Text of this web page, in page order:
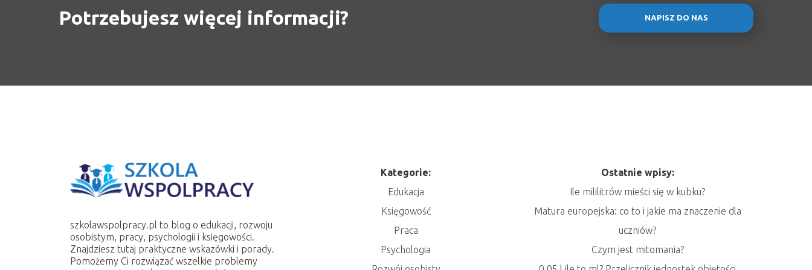
Potrzebujesz więcej informacji? NAPISZ DO NAS
szkolawspolpracy.pl to blog o edukacji, rozwoju
osobistym, pracy, psychologii i księgowości.
Znajdziesz tutaj praktyczne wskazówki i porady.
Pomożemy Ci rozwiązać wszelkie problemy
Kategorie:
Edukacja
Księgowość
Praca
Psychologia
Ostatnie wpisy:
Ile mililitrów mieści się w kubku?
Matura europejska: co to i jakie ma znaczenie dla
uczniów?
Czym jest mitomania?